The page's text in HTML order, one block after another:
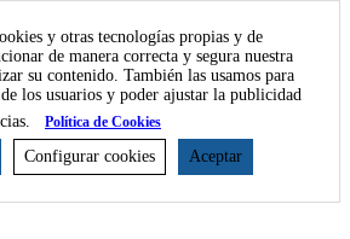
y otras tecnologías propias y de
de manera correcta y segura nuestra
su contenido. También las usamos para
los usuarios y poder ajustar la publicidad
Política de Cookies
Configurar cookies Aceptar